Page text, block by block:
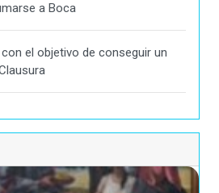
a Boca
el objetivo de conseguir un